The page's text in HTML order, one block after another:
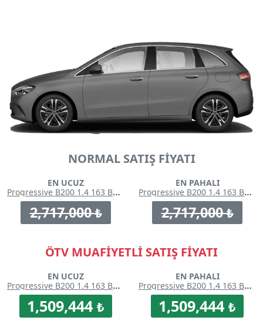
NORMAL SATIŞ FİYATI
EN UCUZ
Progressive B200 1.4 163 BG 7G-DCT
2,717,000₺
EN PAHALI
Progressive B200 1.4 163 BG 7G-DCT
2,717,000₺
ÖTV MUAFİYETLİ SATIŞ FİYATI
EN UCUZ
Progressive B200 1.4 163 BG 7G-DCT
1,509,444 ₺
EN PAHALI
Progressive B200 1.4 163 BG 7G-DCT
1,509,444 ₺